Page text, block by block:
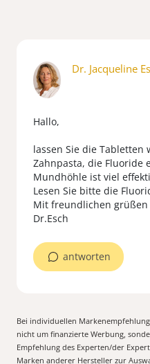
Dr. Jacqueline
Hallo,
lassen Sie die Tabletten
Zahnpasta, die Fluoride
Mundhöhle ist viel
Lesen Sie bitte die
Mit freundlichen grüßen
Dr.Esch
antworten
Bei individuellen
nicht um finanzierte Werbung,
Empfehlung des Experten/der
Marken anderer Hersteller zur